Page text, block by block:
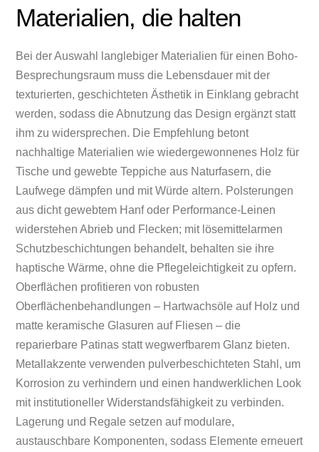
Materialien, die halten
Bei der Auswahl langlebiger Materialien für einen Boho-
Besprechungsraum muss die Lebensdauer mit der
texturierten, geschichteten Ästhetik in Einklang gebracht
werden, sodass die Abnutzung das Design ergänzt statt
ihm zu widersprechen. Die Empfehlung betont
nachhaltige Materialien wie wiedergewonnenes Holz für
Tische und gewebte Teppiche aus Naturfasern, die
Laufwege dämpfen und mit Würde altern. Polsterungen
aus dicht gewebtem Hanf oder Performance-Leinen
widerstehen Abrieb und Flecken; mit lösemittelarmen
Schutzbeschichtungen behandelt, behalten sie ihre
haptische Wärme, ohne die Pflegeleichtigkeit zu opfern.
Oberflächen profitieren von robusten
Oberflächenbehandlungen – Hartwachsöle auf Holz und
matte keramische Glasuren auf Fliesen – die
reparierbare Patinas statt wegwerfbarem Glanz bieten.
Metallakzente verwenden pulverbeschichteten Stahl, um
Korrosion zu verhindern und einen handwerklichen Look
mit institutioneller Widerstandsfähigkeit zu verbinden.
Lagerung und Regale setzen auf modulare,
austauschbare Komponenten, sodass Elemente erneuert